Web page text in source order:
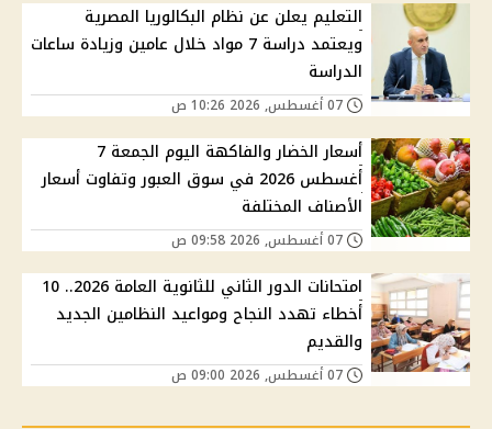
التعليم يعلن عن نظام البكالوريا المصرية
ويعتمد دراسة 7 مواد خلال عامين وزيادة ساعات
الدراسة
أسعار الخضار والفاكهة اليوم الجمعة 7
أغسطس 2026 في سوق العبور وتفاوت أسعار
الأصناف المختلفة
امتحانات الدور الثاني للثانوية العامة 2026.. 10
أخطاء تهدد النجاح ومواعيد النظامين الجديد
والقديم